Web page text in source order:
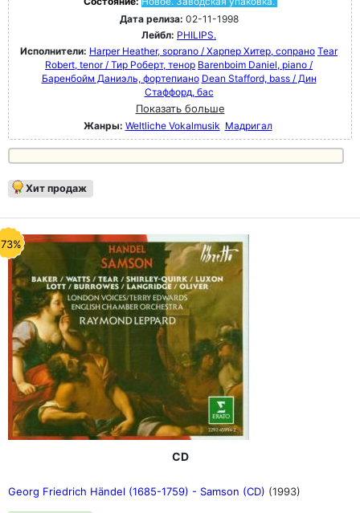
Дата релиза: 02-11-1998
Лейбл: PHILIPS.
Исполнители: Harper Heather, soprano / Харпер Хитер, сопрано Tear
Robert, tenor / Тир Роберт, тенор Barenboim Daniel, piano /
Баренбойм Даниэль, фортепиано Dean Stafford, bass / Дин
Стаффорд, бас
Показать больше
Жанры: Weltliche Vokalmusik Мадригал
Хит продаж
CD
Georg Friedrich Händel (1685-1759) - Samson (CD) (1993)